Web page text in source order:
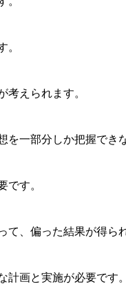
。
考えられます。
を一部分しか把握でき
です。
て、偏った結果が得ら
計画と実施が必要です。